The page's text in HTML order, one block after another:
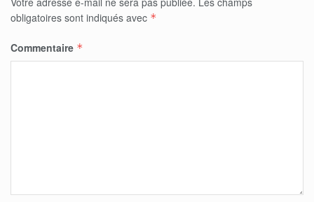
obligatoires sont indiqués avec *
Commentaire *